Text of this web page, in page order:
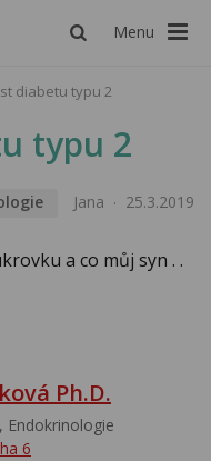
Menu
diabetu typu 2
typu 2
Jana 25.3.2019
a co můj syn . .
Ph.D.
Endokrinologie‎
6